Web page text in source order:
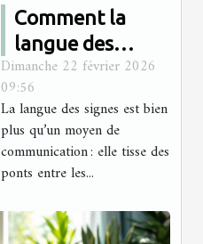
Comment la
langue des
signes renforce-
t-elle les liens
communautaires
?
Dimanche 22 février 2026
09:56
La langue des signes est bien
plus qu’un moyen de
communication : elle tisse des
ponts entre les...